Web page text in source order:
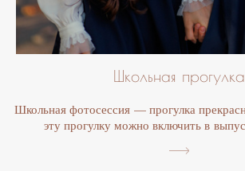
Школьная прогулка
Школьная фотосессия — прогулка
эту прогулку можно включить в